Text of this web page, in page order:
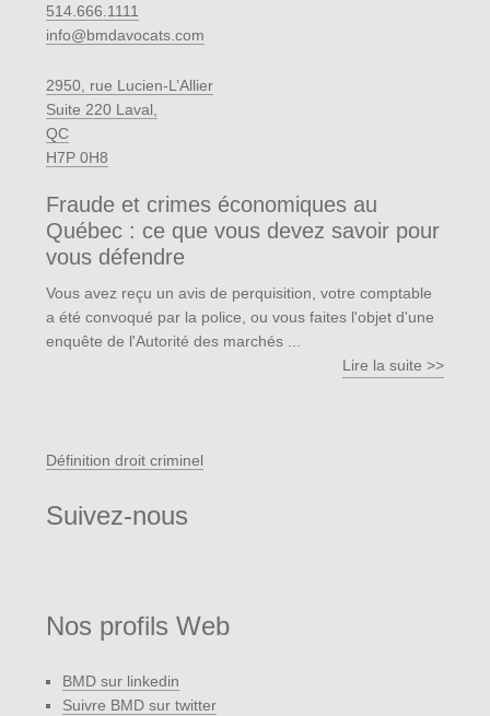
514.666.1111
info@bmdavocats.com
2950, rue Lucien-L’Allier
Suite 220 Laval,
QC
H7P 0H8
Fraude et crimes économiques au
Québec : ce que vous devez savoir pour
vous défendre
Vous avez reçu un avis de perquisition, votre comptable
a été convoqué par la police, ou vous faites l'objet d'une
enquête de l'Autorité des marchés ...
Lire la suite >>
Définition droit criminel
Suivez-nous
Nos profils Web
BMD sur linkedin
Suivre BMD sur twitter